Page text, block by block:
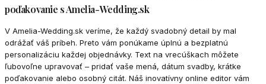
poďakovanie s Amelia-Wedding.sk
V Amelia-Wedding.sk veríme, že každý svadobný detail by mal
odrážať váš príbeh. Preto vám ponúkame úplnú a bezplatnú
personalizáciu každej objednávky. Text na vrecúškach môžete
ľubovoľne upravovať – pridať vaše mená, dátum svadby, krátke
poďakovanie alebo osobný citát. Náš inovatívny online editor vám